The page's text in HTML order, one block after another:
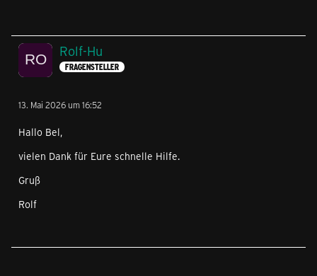
Rolf-Hu
FRAGENSTELLER
13. Mai 2026 um 16:52
Hallo Bel,
vielen Dank für Eure schnelle Hilfe.
Gruß
Rolf